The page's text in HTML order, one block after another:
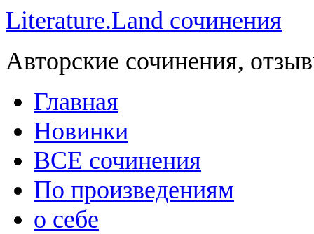
Literature.Land сочинения
Авторские сочинения,
Главная
Новинки
ВСЕ сочинения
По произведениям
о себе